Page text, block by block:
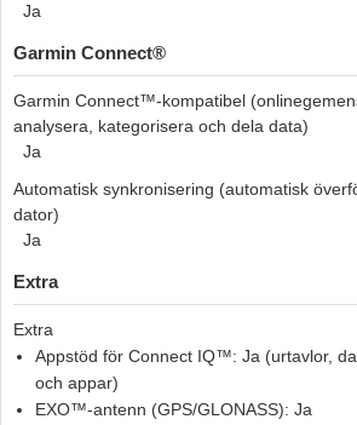
Ja
Garmin Connect®
Garmin Connect™-kompatibel
analysera, kategorisera och dela data)
Ja
Automatisk synkronisering (automatisk
dator)
Ja
Extra
Extra
Appstöd för Connect IQ™: Ja (urtavlor,
och appar)
EXO™-antenn (GPS/GLONASS): Ja